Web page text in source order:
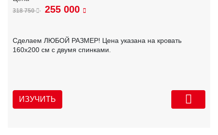
318 750 255 000
Сделаем ЛЮБОЙ РАЗМЕР! Цена указана на кровать
160х200 см с двумя спинками.
ИЗУЧИТЬ